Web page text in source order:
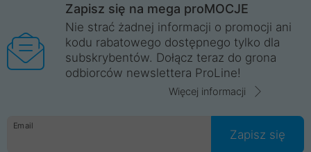
Wrocław, Poznań, Legnica, Katowice, Gliwice, Kalisz, Bytom,
Trzebnica, Opole. Szybka i profesjonalna obsługa!
ProLine to polska firma ze 100% polskim kapitałem. Działamy
legalnie i płacimy podatki w naszym kraju! Posiadamy siedzibę
główną w Mirkowie oraz salony na terenie kraju. Cała
komunikacja ze sklepem komputerowym ProLine jest
danych osobowych. Dlatego zakup notebooka albo laptopa w
ProLine to czysta przyjemność i pełne bezpieczeństwo.
Zaopatrzysz się u nas w akcesoria i części komputerowe
Zapisz się na mega proMOCJE
Nie strać żadnej informacji o promocji ani
kodu rabatowego dostępnego tylko dla
subskrybentów. Dołącz teraz do grona
odbiorców newslettera ProLine!
Więcej informacji
Email
Zapisz się